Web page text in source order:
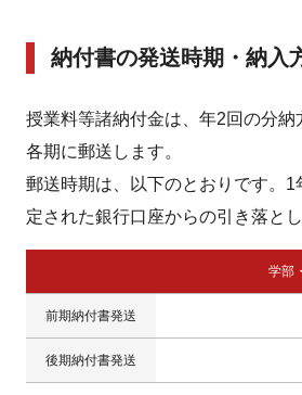
納付書の発送時期・納入
授業料等諸納付金は、年2回の分納
各期に郵送します。
郵送時期は、以下のとおりです。1
定された銀行口座からの引き落とし
学部
前期納付書発送
後期納付書発送